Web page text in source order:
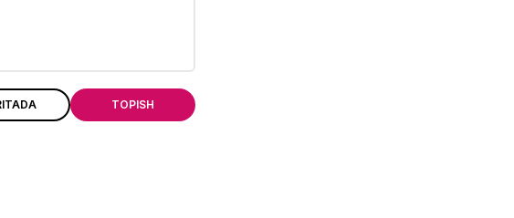
TOPISH